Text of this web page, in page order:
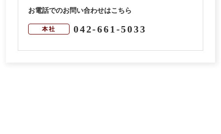
お電話でのお問い合わせはこちら
本社 042-661-5033